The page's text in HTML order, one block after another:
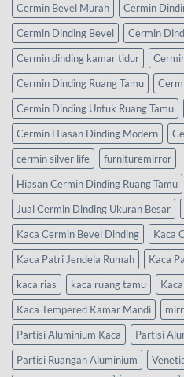
Cermin Bevel Murah
Cermin
Cermin Dinding Bevel
Cermin
Cermin dinding kamar tidur
Cermin Dinding Ruang Tamu
Cermin Dinding Untuk Ruang Tamu
Cermin Hiasan Dinding Modern
cermin silver life
furnituremirror
Hiasan Cermin Dinding Ruang Tamu
Jual Cermin Dinding Ukuran Besar
Kaca Cermin Bevel Dinding
Kaca
Kaca Patri Jendela Rumah
Kaca
kaca rias
kaca ruang tamu
Kaca Tempered Kamar Mandi
Partisi Aluminium Kaca
Partisi
Partisi Ruangan Aluminium